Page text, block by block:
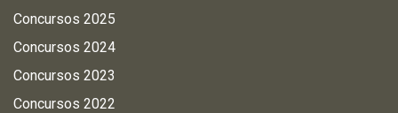
Concursos 2025
Concursos 2024
Concursos 2023
Concursos 2022